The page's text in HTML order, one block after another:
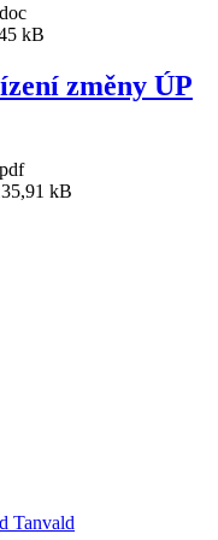
kB
změny ÚP
kB
Tanvald